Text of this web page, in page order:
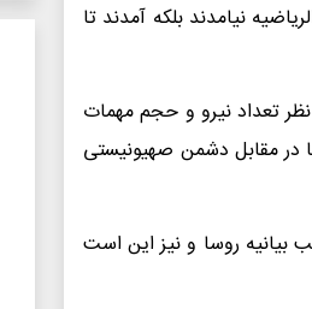
نیامدند بلکه آمدند تا
نظر تعداد نیرو و حجم مهمات
در مقابل دشمن صهیونیستی
بیانیه روسا و نیز این است